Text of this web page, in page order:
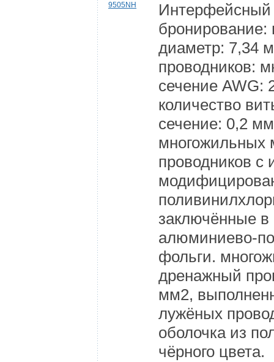
9505NH
Интерфейсный
диаметр: 7,34
проводников:
сечение AWG:
количество
сечение: 0,2
многожильных
проводников с
заключённые
алюминиево-
фольги.
дренажный
мм2,
лужёных
оболочка из
чёрного цвета.